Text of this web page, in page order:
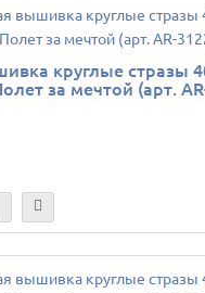
круглые стразы
за мечтой (арт.